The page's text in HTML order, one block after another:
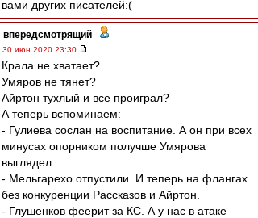
вами других писателей:(
впередсмотрящий -
30 июн 2020 23:30
Крала не хватает?
Умяров не тянет?
Айртон тухлый и все проиграл?
А теперь вспоминаем:
- Гулиева сослан на воспитание. А он при всех
минусах опорником получше Умярова
выглядел.
- Мельгарехо отпустили. И теперь на флангах
без конкуренции Рассказов и Айртон.
- Глушенков феерит за КС. А у нас в атаке